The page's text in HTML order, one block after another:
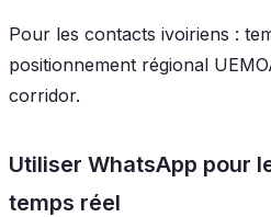
Pour les contacts ivoiriens :
positionnement régional
corridor.
Utiliser WhatsApp pour
temps réel